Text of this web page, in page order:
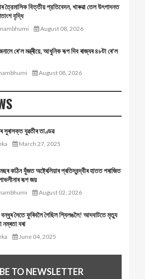
ত্রৈমাসিক বিত্তীয় প্রতিবেদন, খাৰুৱা তেল উৎপাদনত
বৃদ্ধি
August 08, 2026
ৰে'ল মন্ত্ৰীয়ে, আধুনিক ৰূপ দিব ৰাজ্যৰ ৪৮টা ৰে'ল
August 08, 2026
সুৰাসক্ত যুৱতীৰ তাণ্ডৱ
March 27, 2025
কঠিন যুঁজত অষ্ট্ৰেলিয়াৰ প্ৰতিদ্বন্দ্বীৰ হাতত পৰাজিত
ৰূপ জয়
August 02, 2026
বন্ধুৰ সৈতে ফুৰিবলৈ গৈছিল শ্বিলঙলৈ! আদবাটতে মৃত্যু
বৰা
June 04, 2025
TO NEWSLETTER